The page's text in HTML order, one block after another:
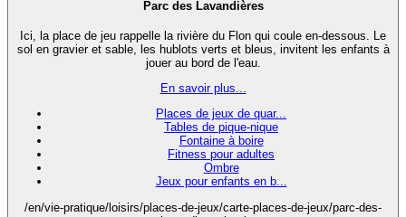
Parc des Lavandières
Ici, la place de jeu rappelle la rivière du Flon qui coule en-dessous. Le
sol en gravier et sable, les hublots verts et bleus, invitent les enfants à
jouer au bord de l'eau.
En savoir plus...
Places de jeux de quar...
Tables de pique-nique
Fontaine à boire
Fitness pour adultes
Ombre
Jeux pour enfants en b...
/en/vie-pratique/loisirs/places-de-jeux/carte-places-de-jeux/parc-des-